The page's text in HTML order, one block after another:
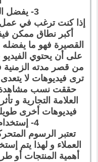
3- يفضل الفيديوهات القصيرة
إذا كنت ترغب في عمل
أكبر نطاق ممكن
القصيرة فهو ما
على أن يحتوي
من قصر مدته الزمنية
حققت نسب مشاهدة
العلامة التجارية و
فيديوهات أخرى
4- إستخدام الرسوم المتحركة
تعتبر الرسوم
العملاء و لهذا يتم
أهمية المنتجات أو